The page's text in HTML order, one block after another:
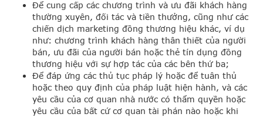
Để cung cấp các chương trình và ưu đãi khách hàng
thường xuyên, đối tác và tiền thưởng, cũng như các
chiến dịch marketing đồng thương hiệu khác, ví dụ
như: chương trình khách hàng thân thiết của người
bán, ưu đãi của người bán hoặc thẻ tín dụng đồng
thương hiệu với sự hợp tác của các bên thứ ba;
Để đáp ứng các thủ tục pháp lý hoặc để tuân thủ
hoặc theo quy định của pháp luật hiện hành, và các
yêu cầu của cơ quan nhà nước có thẩm quyền hoặc
yêu cầu của bất cứ cơ quan tài phán nào hoặc khi